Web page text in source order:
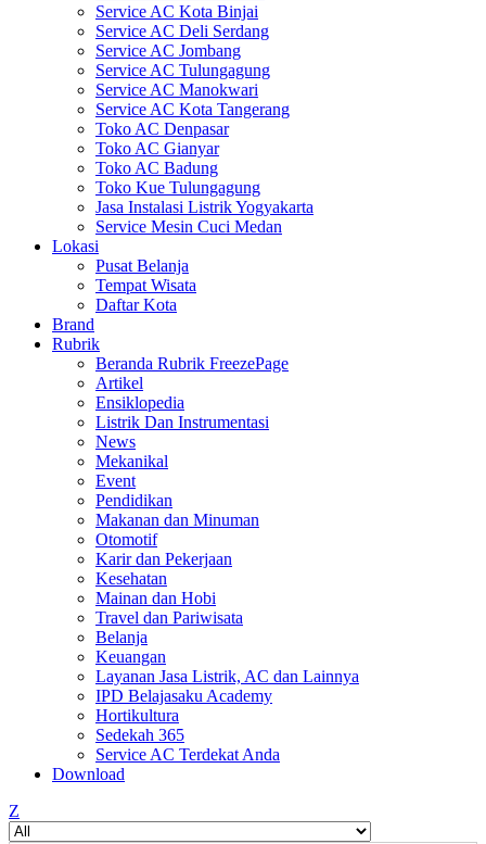
Service AC Kota Binjai
Service AC Deli Serdang
Service AC Jombang
Service AC Tulungagung
Service AC Manokwari
Service AC Kota Tangerang
Toko AC Denpasar
Toko AC Gianyar
Toko AC Badung
Toko Kue Tulungagung
Jasa Instalasi Listrik Yogyakarta
Service Mesin Cuci Medan
Lokasi
Pusat Belanja
Tempat Wisata
Daftar Kota
Brand
Rubrik
Beranda Rubrik FreezePage
Artikel
Ensiklopedia
Listrik Dan Instrumentasi
News
Mekanikal
Event
Pendidikan
Makanan dan Minuman
Otomotif
Karir dan Pekerjaan
Kesehatan
Mainan dan Hobi
Travel dan Pariwisata
Belanja
Keuangan
Layanan Jasa Listrik, AC dan Lainnya
IPD Belajasaku Academy
Hortikultura
Sedekah 365
Service AC Terdekat Anda
Download
Z